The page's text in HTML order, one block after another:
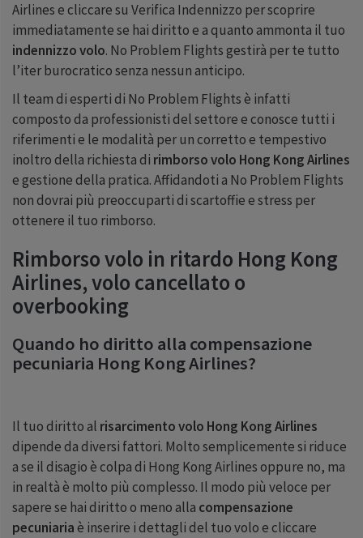
Airlines e cliccare su Verifica Indennizzo per scoprire
immediatamente se hai diritto e a quanto ammonta il tuo
indennizzo volo. No Problem Flights gestirà per te tutto
l’iter burocratico senza nessun anticipo.
Il team di esperti di No Problem Flights è infatti
composto da professionisti del settore e conosce tutti i
riferimenti e le modalità per un corretto e tempestivo
inoltro della richiesta di rimborso volo Hong Kong Airlines
e gestione della pratica. Affidandoti a No Problem Flights
non dovrai più preoccuparti di scartoffie e stress per
ottenere il tuo rimborso.
Rimborso volo in ritardo Hong Kong
Airlines, volo cancellato o
overbooking
Quando ho diritto alla compensazione
pecuniaria Hong Kong Airlines?
Il tuo diritto al risarcimento volo Hong Kong Airlines
dipende da diversi fattori. Molto semplicemente si riduce
a se il disagio è colpa di Hong Kong Airlines oppure no, ma
in realtà è molto più complesso. Il modo più veloce per
sapere se hai diritto o meno alla compensazione
pecuniariaè inserire i dettagli del tuo volo e cliccare